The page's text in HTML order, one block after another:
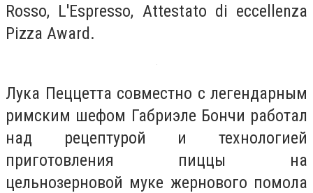
Rosso, L'Espresso, Аttestato di eccellenza
Pizza Award.
Лука Пеццетта совместно с легендарным
римским шефом Габриэле Бончи работал
над рецептурой и технологией
приготовления пиццы на
цельнозерновой муке жернового помола